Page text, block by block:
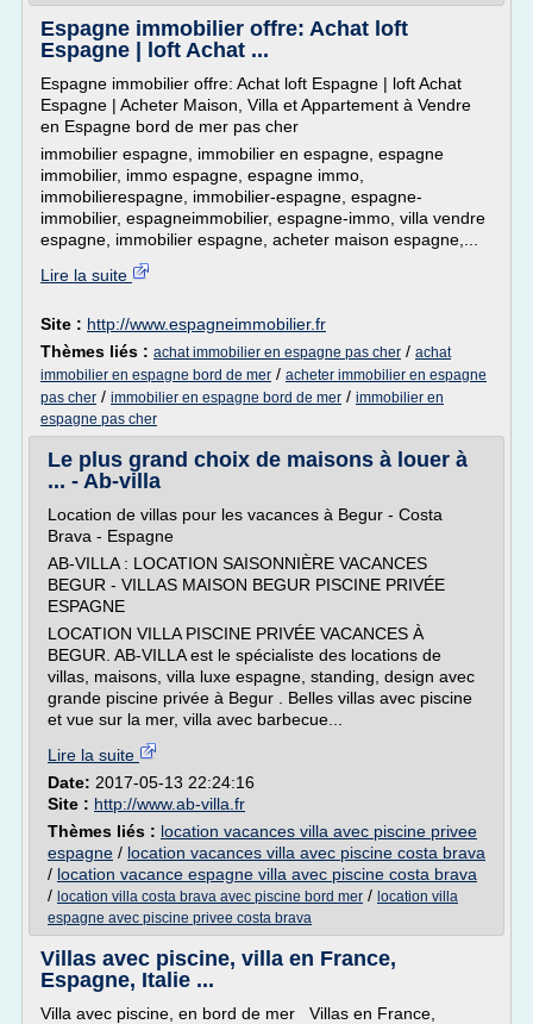
Espagne immobilier offre: Achat loft
Espagne | loft Achat ...
Espagne immobilier offre: Achat loft Espagne | loft Achat
Espagne | Acheter Maison, Villa et Appartement à Vendre
en Espagne bord de mer pas cher
immobilier espagne, immobilier en espagne, espagne
immobilier, immo espagne, espagne immo,
immobilierespagne, immobilier-espagne, espagne-
immobilier, espagneimmobilier, espagne-immo, villa vendre
espagne, immobilier espagne, acheter maison espagne,...
Lire la suite
Site : http://www.espagneimmobilier.fr
Thèmes liés : achat immobilier en espagne pas cher / achat
immobilier en espagne bord de mer / acheter immobilier en espagne
pas cher / immobilier en espagne bord de mer / immobilier en
espagne pas cher
Le plus grand choix de maisons à louer à
... - Ab-villa
Location de villas pour les vacances à Begur - Costa
Brava - Espagne
AB-VILLA : LOCATION SAISONNIÈRE VACANCES
BEGUR - VILLAS MAISON BEGUR PISCINE PRIVÉE
ESPAGNE
LOCATION VILLA PISCINE PRIVÉE VACANCES À
BEGUR. AB-VILLA est le spécialiste des locations de
villas, maisons, villa luxe espagne, standing, design avec
grande piscine privée à Begur . Belles villas avec piscine
et vue sur la mer, villa avec barbecue...
Lire la suite
Date: 2017-05-13 22:24:16
Site : http://www.ab-villa.fr
Thèmes liés : location vacances villa avec piscine privee
espagne / location vacances villa avec piscine costa brava
/ location vacance espagne villa avec piscine costa brava
/ location villa costa brava avec piscine bord mer / location villa
espagne avec piscine privee costa brava
Villas avec piscine, villa en France,
Espagne, Italie ...
Villa avec piscine, en bord de mer Villas en France,